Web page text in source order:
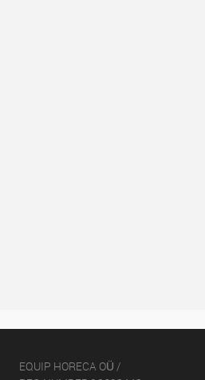
EQUIP HORECA OÜ /